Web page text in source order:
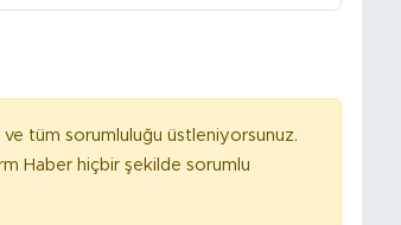
tüm sorumluluğu üstleniyorsunuz.
Haber hiçbir şekilde sorumlu